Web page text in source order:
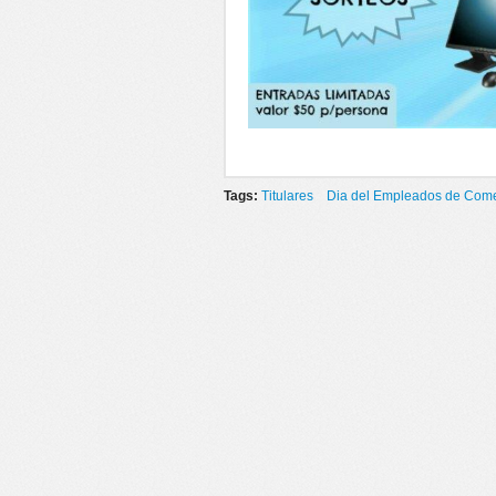
Tags: Titulares Dia del Empleados de